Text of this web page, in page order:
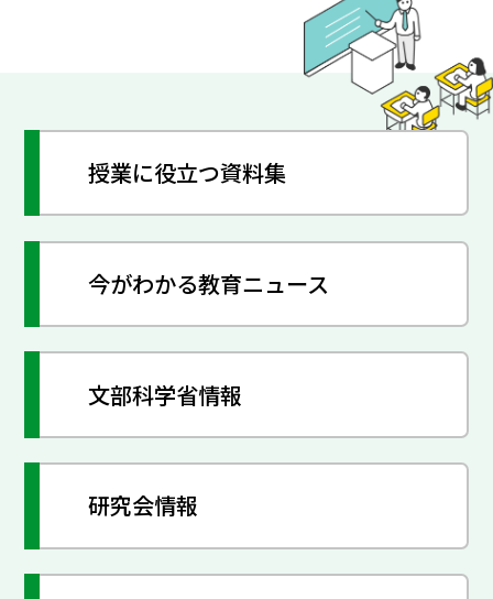
授業に役立つ資料集
今がわかる教育ニュース
文部科学省情報
研究会情報